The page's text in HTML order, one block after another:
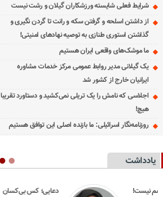
شرایط فعلی شایسته ورزشکاران گیلان و رشت نیست
از داشتن اسلحه و گرفتن سکه و رانت تا گردن نگیری و
گذاشتن استوری طنازی به توصیه نهادهای امنیتی!
ما موشک‌های واقعی ایران هستیم
یک گیلانی مدیر روابط عمومی مرکز خدمات مشاوره
ایرانیان خارج از کشور شد
اجلاسی که نامش را یک تریلی نمی‌کشید و دستاورد تقریبا
هیچ!
روزنامه‌نگار اسرائیلی: ما بازنده اصلی این توافق هستیم
یادداشت
دعایی؛ کس بی‌کسان